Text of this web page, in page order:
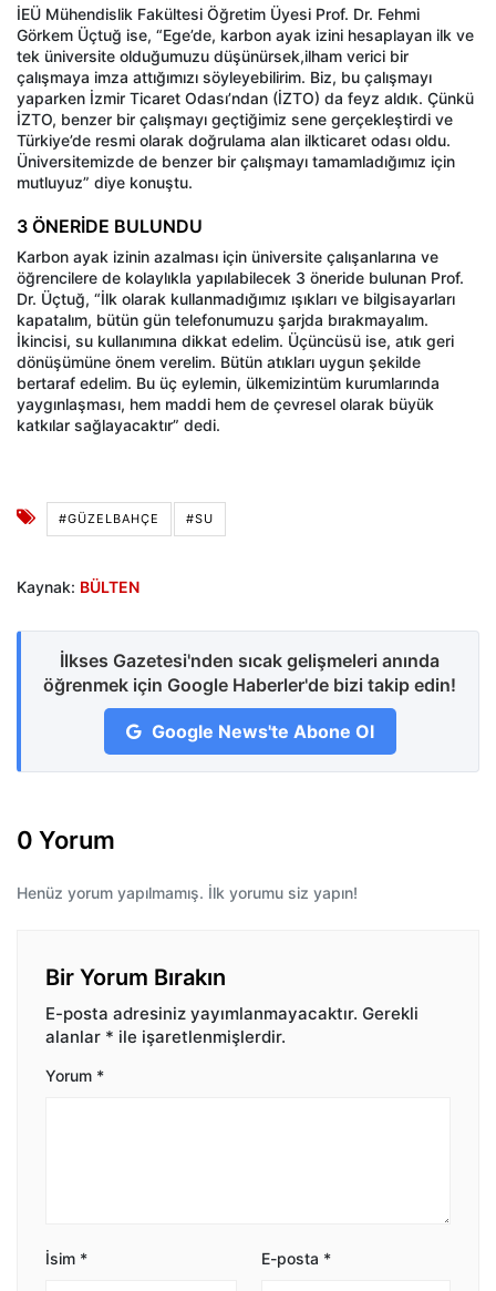
İEÜ Mühendislik Fakültesi Öğretim Üyesi Prof. Dr. Fehmi
Görkem Üçtuğ ise, “Ege’de, karbon ayak izini hesaplayan ilk ve
tek üniversite olduğumuzu düşünürsek,ilham verici bir
çalışmaya imza attığımızı söyleyebilirim. Biz, bu çalışmayı
yaparken İzmir Ticaret Odası’ndan (İZTO) da feyz aldık. Çünkü
İZTO, benzer bir çalışmayı geçtiğimiz sene gerçekleştirdi ve
Türkiye’de resmi olarak doğrulama alan ilkticaret odası oldu.
Üniversitemizde de benzer bir çalışmayı tamamladığımız için
mutluyuz” diye konuştu.
3 ÖNERİDE BULUNDU
Karbon ayak izinin azalması için üniversite çalışanlarına ve
öğrencilere de kolaylıkla yapılabilecek 3 öneride bulunan Prof.
Dr. Üçtuğ, “İlk olarak kullanmadığımız ışıkları ve bilgisayarları
kapatalım, bütün gün telefonumuzu şarjda bırakmayalım.
İkincisi, su kullanımına dikkat edelim. Üçüncüsü ise, atık geri
dönüşümüne önem verelim. Bütün atıkları uygun şekilde
bertaraf edelim. Bu üç eylemin, ülkemizintüm kurumlarında
yaygınlaşması, hem maddi hem de çevresel olarak büyük
katkılar sağlayacaktır” dedi.
#GÜZELBAHÇE #SU
Kaynak: BÜLTEN
İlkses Gazetesi'nden sıcak gelişmeleri anında
öğrenmek için Google Haberler'de bizi takip edin!
Google News'te Abone Ol
0 Yorum
Henüz yorum yapılmamış. İlk yorumu siz yapın!
Bir Yorum Bırakın
E-posta adresiniz yayımlanmayacaktır. Gerekli
alanlar * ile işaretlenmişlerdir.
Yorum *
İsim * E-posta *